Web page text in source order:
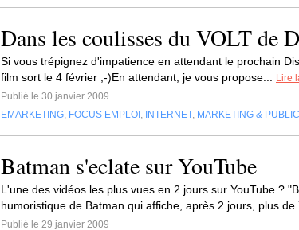
Dans les coulisses du VOLT de
Si vous trépignez d'impatience en attendant le prochain
film sort le 4 février ;-)En attendant, je vous propose...
Lire
Publié le 30 janvier 2009
EMARKETING, FOCUS EMPLOI , INTERNET, MARKETING &
Batman s'eclate sur YouTube
L'une des vidéos les plus vues en 2 jours sur YouTube ?
humoristique de Batman qui affiche, après 2 jours, plus de
Publié le 29 janvier 2009